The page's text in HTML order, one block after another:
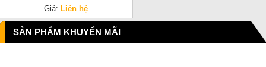
Giá: Liên hệ
SẢN PHẨM KHUYẾN MÃI